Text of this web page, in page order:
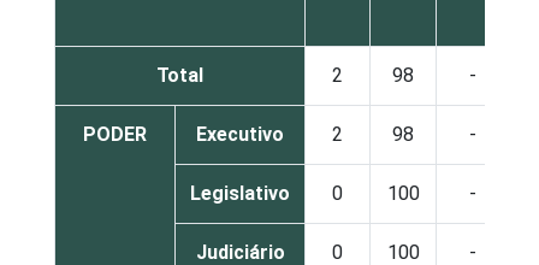
Total 2 98 -
PODER Executivo 2 98 -
Legislativo 0 100 -
Judiciário 0 100 -